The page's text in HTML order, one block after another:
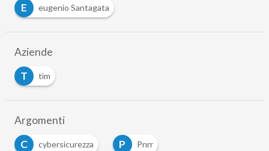
E
eugenio Santagata
Aziende
T
tim
Argomenti
C
cybersicurezza P Pnrr